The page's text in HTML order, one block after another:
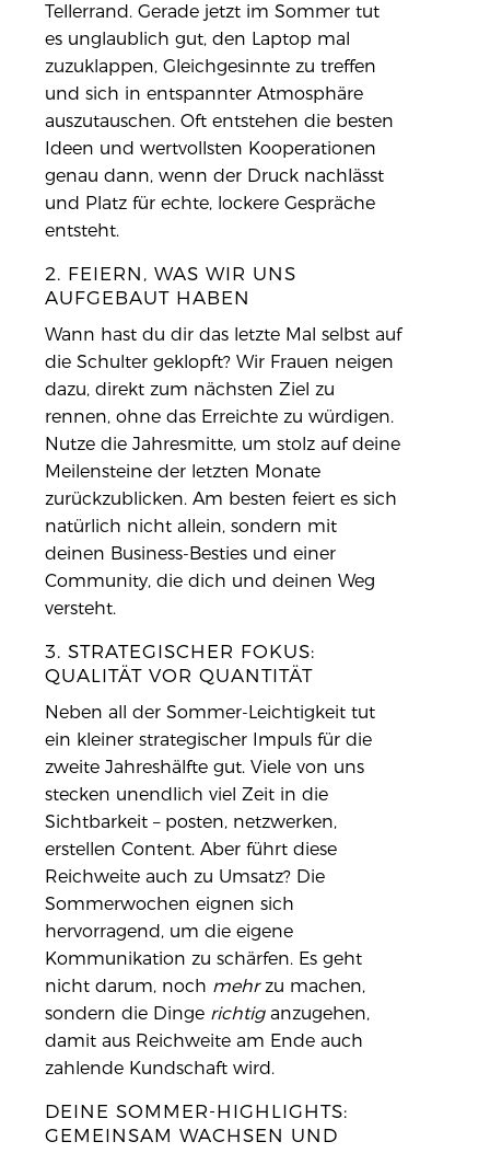
Tellerrand. Gerade jetzt im Sommer tut
es unglaublich gut, den Laptop mal
zuzuklappen, Gleichgesinnte zu treffen
und sich in entspannter Atmosphäre
auszutauschen. Oft entstehen die besten
Ideen und wertvollsten Kooperationen
genau dann, wenn der Druck nachlässt
und Platz für echte, lockere Gespräche
entsteht.
2. FEIERN, WAS WIR UNS
AUFGEBAUT HABEN
Wann hast du dir das letzte Mal selbst auf
die Schulter geklopft? Wir Frauen neigen
dazu, direkt zum nächsten Ziel zu
rennen, ohne das Erreichte zu würdigen.
Nutze die Jahresmitte, um stolz auf deine
Meilensteine der letzten Monate
zurückzublicken. Am besten feiert es sich
natürlich nicht allein, sondern mit
deinen Business-Besties und einer
Community, die dich und deinen Weg
versteht.
3. STRATEGISCHER FOKUS:
QUALITÄT VOR QUANTITÄT
Neben all der Sommer-Leichtigkeit tut
ein kleiner strategischer Impuls für die
zweite Jahreshälfte gut. Viele von uns
stecken unendlich viel Zeit in die
Sichtbarkeit – posten, netzwerken,
erstellen Content. Aber führt diese
Reichweite auch zu Umsatz? Die
Sommerwochen eignen sich
hervorragend, um die eigene
Kommunikation zu schärfen. Es geht
nicht darum, noch mehrzu machen,
sondern die Dinge richtiganzugehen,
damit aus Reichweite am Ende auch
zahlende Kundschaft wird.
DEINE SOMMER-HIGHLIGHTS:
GEMEINSAM WACHSEN UND